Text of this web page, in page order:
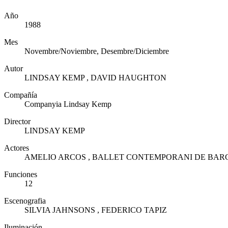
Año
1988
Mes
Novembre/Noviembre, Desembre/Diciembre
Autor
LINDSAY KEMP , DAVID HAUGHTON
Compañía
Companyia Lindsay Kemp
Director
LINDSAY KEMP
Actores
AMELIO ARCOS , BALLET CONTEMPORANI DE
Funciones
12
Escenografia
SILVIA JAHNSONS , FEDERICO TAPIZ